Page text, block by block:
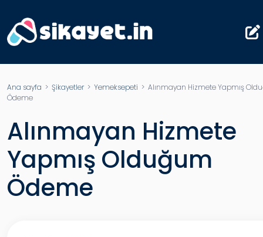
Ana sayfa > Şikayetler> Yemeksepeti > Alınmayan Hizmete Yapmış
Ödeme
Alınmayan Hizmete
Yapmış Olduğum
Ödeme